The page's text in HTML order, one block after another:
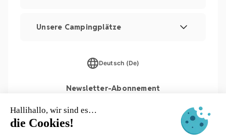
Unsere Campingplätze
Parc du Val de Loire
Le Moténo
Le Domaine de Drancourt
Deutsch (De)
Newsletter-Abonnement